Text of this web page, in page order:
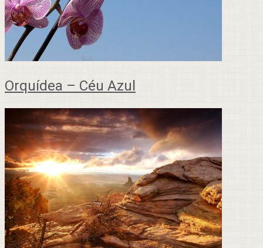
Orquídea – Céu Azul